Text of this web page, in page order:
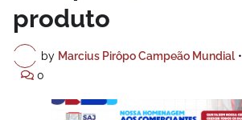
produto
by Marcius Pirôpo Campeão Mundial •
0